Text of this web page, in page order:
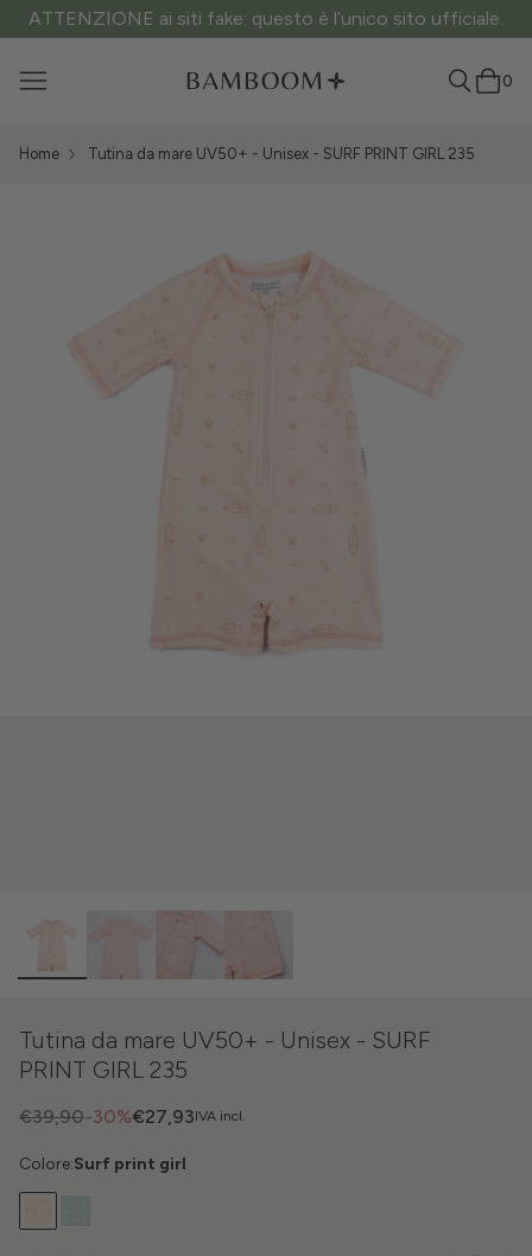
ATTENZIONE ai siti fake: questo è l’unico sito ufficiale.
0
Home Tutina da mare UV50+ - Unisex - SURF PRINT GIRL 235
Tutina da mare UV50+ - Unisex - SURF
PRINT GIRL 235
IVA incl.
-30%
€39,90 €27,93
Colore:Surf print girl